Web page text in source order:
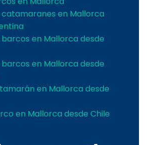
catamaranes en Mallorca
en Mallorca desde
en Mallorca desde
en Mallorca desde
en Mallorca desde Chile